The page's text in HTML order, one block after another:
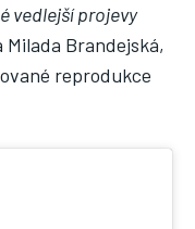
vedlejší projevy
Brandejská,
reprodukce